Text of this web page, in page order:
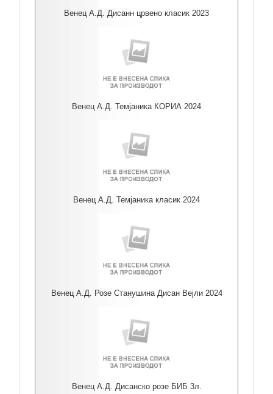
Венец А.Д. Дисанн црвено класик 2023
Венец А.Д. Темјаника КОРИА 2024
Венец А.Д. Темјаника класик 2024
Венец А.Д. Розе Станушина Дисан Вејли 2024
Венец А.Д. Дисанско розе БИБ 3л.